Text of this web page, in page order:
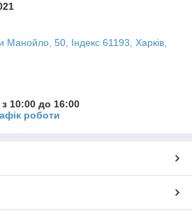
Манойло, 50, Індекс 61193, Харків,
10:00 до 16:00
роботи